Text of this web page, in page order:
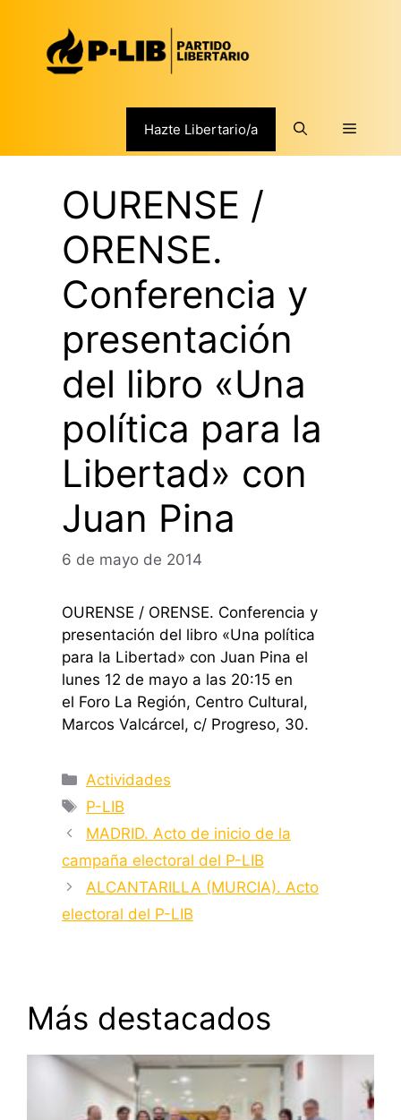
contenido
Hazte Libertario/a Menú
OURENSE /
ORENSE.
Conferencia y
presentación
del libro «Una
política para la
Libertad» con
Juan Pina
6 de mayo de 2014
OURENSE / ORENSE. Conferencia y
presentación del libro «Una política
para la Libertad» con Juan Pina el
lunes 12 de mayo a las 20:15 en
el Foro La Región, Centro Cultural,
Marcos Valcárcel, c/ Progreso, 30.
Categorías
Actividades
Etiquetas
P-LIB
MADRID. Acto de inicio de la
campaña electoral del P-LIB
ALCANTARILLA (MURCIA). Acto
electoral del P-LIB
Más destacados